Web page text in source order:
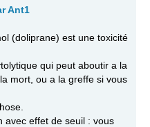
Ant1
(doliprane) est une toxicité
qui peut aboutir a la
mort, ou a la greffe si vous
avec effet de seuil : vous